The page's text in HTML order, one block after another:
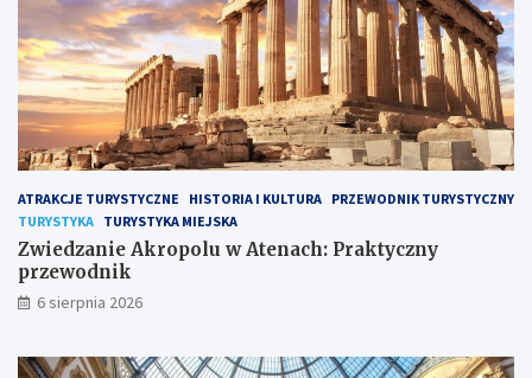
ATRAKCJE TURYSTYCZNE HISTORIA I KULTURA PRZEWODNIK TURYSTYCZNY
TURYSTYKA TURYSTYKA MIEJSKA
Zwiedzanie Akropolu w Atenach: Praktyczny
przewodnik
6 sierpnia 2026